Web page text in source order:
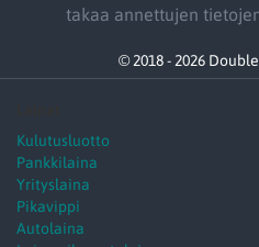
takaa annettujen
© 2018 - 2026
Kulutusluotto
Pankkilaina
Yrityslaina
Pikavippi
Autolaina